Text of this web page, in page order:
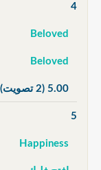
4
Beloved
Beloved
5.00 (2 تصويت)
5
Happiness